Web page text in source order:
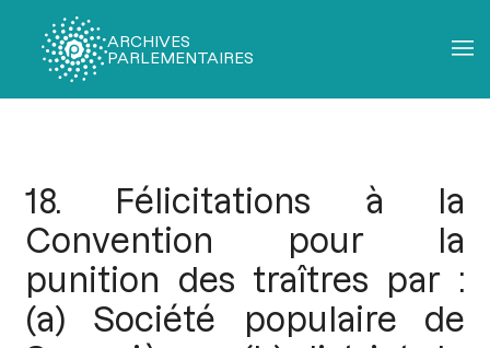
ARCHIVES
PARLEMENTAIRES
18. Félicitations à la
Convention pour la
punition des traîtres par :
(a) Société populaire de